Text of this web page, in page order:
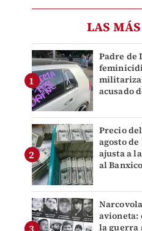
LAS
Padre de
acusado
Precio
agosto de
ajusta a
al Banxico
avioneta:
la guerra